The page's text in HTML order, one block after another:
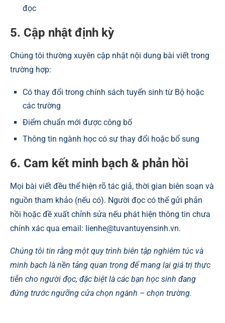
đọc
5. Cập nhật định kỳ
Chúng tôi thường xuyên cập nhật nội dung bài viết trong
trường hợp:
Có thay đổi trong chính sách tuyển sinh từ Bộ hoặc
các trường
Điểm chuẩn mới được công bố
Thông tin ngành học có sự thay đổi hoặc bổ sung
6. Cam kết minh bạch & phản hồi
Mọi bài viết đều thể hiện rõ tác giả, thời gian biên soạn và
nguồn tham khảo (nếu có). Người đọc có thể gửi phản
hồi hoặc đề xuất chỉnh sửa nếu phát hiện thông tin chưa
chính xác qua email: lienhe@tuvantuyensinh.vn.
Chúng tôi tin rằng một quy trình biên tập nghiêm túc và
minh bạch là nền tảng quan trọng để mang lại giá trị thực
tiễn cho người đọc, đặc biệt là các bạn học sinh đang
đứng trước ngưỡng cửa chọn ngành – chọn trường.